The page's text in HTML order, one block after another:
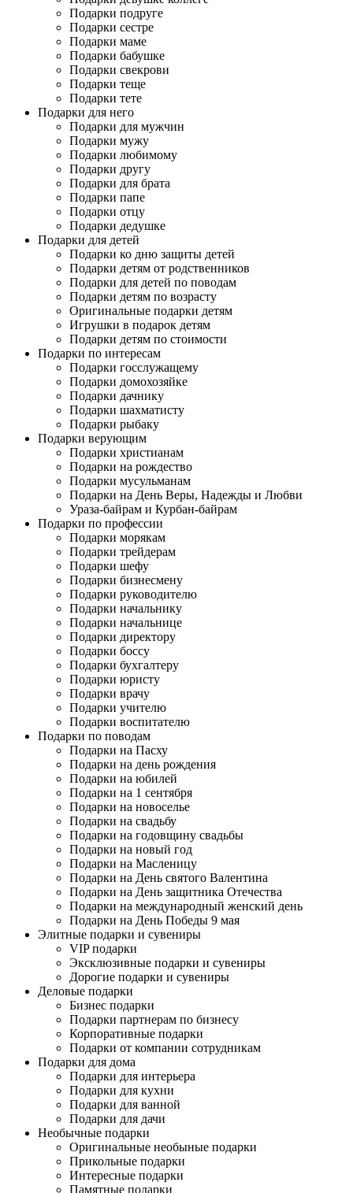
Подарки подруге
Подарки сестре
Подарки маме
Подарки бабушке
Подарки свекрови
Подарки теще
Подарки тете
Подарки для него
Подарки для мужчин
Подарки мужу
Подарки любимому
Подарки другу
Подарки для брата
Подарки папе
Подарки отцу
Подарки дедушке
Подарки для детей
Подарки ко дню защиты детей
Подарки детям от родственников
Подарки для детей по поводам
Подарки детям по возрасту
Оригинальные подарки детям
Игрушки в подарок детям
Подарки детям по стоимости
Подарки по интересам
Подарки госслужащему
Подарки домохозяйке
Подарки дачнику
Подарки шахматисту
Подарки рыбаку
Подарки верующим
Подарки христианам
Подарки на рождество
Подарки мусульманам
Подарки на День Веры, Надежды и Любви
Ураза-байрам и Курбан-байрам
Подарки по профессии
Подарки морякам
Подарки трейдерам
Подарки шефу
Подарки бизнесмену
Подарки руководителю
Подарки начальнику
Подарки начальнице
Подарки директору
Подарки боссу
Подарки бухгалтеру
Подарки юристу
Подарки врачу
Подарки учителю
Подарки воспитателю
Подарки по поводам
Подарки на Пасху
Подарки на день рождения
Подарки на юбилей
Подарки на 1 сентября
Подарки на новоселье
Подарки на свадьбу
Подарки на годовщину свадьбы
Подарки на новый год
Подарки на Масленицу
Подарки на День святого Валентина
Подарки на День защитника Отечества
Подарки на международный женский день
Подарки на День Победы 9 мая
Элитные подарки и сувениры
VIP подарки
Эксклюзивные подарки и сувениры
Дорогие подарки и сувениры
Деловые подарки
Бизнес подарки
Подарки партнерам по бизнесу
Корпоративные подарки
Подарки от компании сотрудникам
Подарки для дома
Подарки для интерьера
Подарки для кухни
Подарки для ванной
Подарки для дачи
Необычные подарки
Оригинальные необыные подарки
Прикольные подарки
Интересные подарки
Памятные подарки